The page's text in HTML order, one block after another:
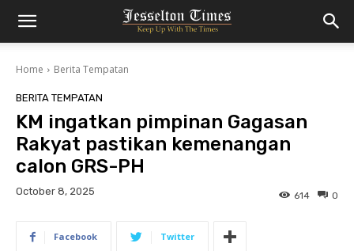
Home Berita Tempatan
BERITA TEMPATAN
KM ingatkan pimpinan Gagasan
Rakyat pastikan kemenangan
calon GRS-PH
October 8, 2025 0
614
Facebook Twitter